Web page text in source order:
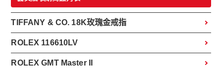
TIFFANY & CO. 18K玫瑰金戒指
ROLEX 116610LV
ROLEX GMT Master II